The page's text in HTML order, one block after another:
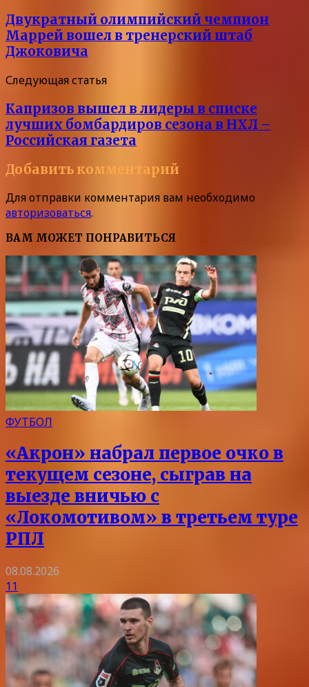
Двукратный олимпийский чемпион
Маррей вошел в тренерский штаб
Джоковича
Следующая статья
Капризов вышел в лидеры в списке
лучших бомбардиров сезона в НХЛ –
Российская газета
Добавить комментарий
Для отправки комментария вам необходимо
авторизоваться.
ВАМ МОЖЕТ ПОНРАВИТЬСЯ
ФУТБОЛ
«Акрон» набрал первое очко в
текущем сезоне, сыграв на
выезде вничью с
«Локомотивом» в третьем туре
РПЛ
08.08.2026
11